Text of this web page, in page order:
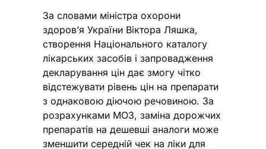
За словами міністра охорони
здоров’я України Віктора Ляшка,
створення Національного каталогу
лікарських засобів і запровадження
декларування цін дає змогу чітко
відстежувати рівень цін на препарати
з однаковою діючою речовиною. За
розрахунками МОЗ, заміна дорожчих
препаратів на дешевші аналоги може
зменшити середній чек на ліки для